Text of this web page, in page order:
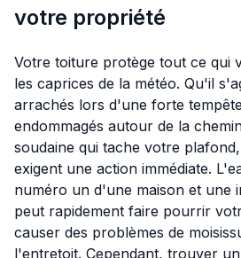
votre propriété
Votre toiture protège tout ce qui
les caprices de la météo. Qu'il
arrachés lors d'une forte
endommagés autour de la
soudaine qui tache votre
exigent une action immédiate.
numéro un d'une maison et une
peut rapidement faire pourrir
causer des problèmes de
l'entretoit. Cependant, trouver